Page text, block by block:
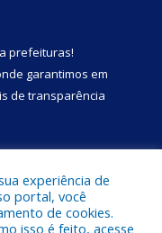
prefeituras!
garantimos em
de transparência
experiência de
portal, você
de cookies.
isso é feito, acesse